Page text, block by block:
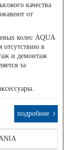
качества
от
колес AQUA
в
и демонтаж
за
подробнее